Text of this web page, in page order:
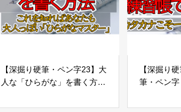
【深掘り硬筆・ペン字23】大
人な「ひらがな」を書く方
人っぽい「ひらがなマスタ
【深掘り
筆・ペン
そ一番に